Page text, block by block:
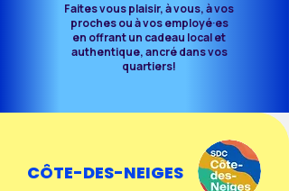
Faites vous plaisir, à vous, à vos
proches ou à vos employé·es
en offrantun cadeau local et
authentique, ancré dans vos
quartiers!
CÔTE-DES-NEIGES